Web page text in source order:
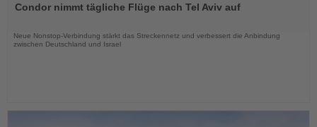
die
Condor nimmt tägliche Flüge nach Tel Aviv auf
Neue Nonstop-Verbindung stärkt das Streckennetz und verbessert die Anbindung
zwischen Deutschland und Israel